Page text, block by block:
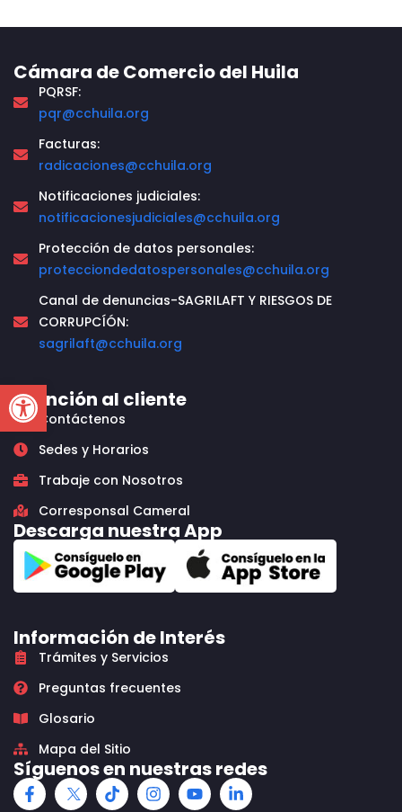
Open toolbar
Cámara de Comercio del Huila
PQRSF:
pqr@cchuila.org
Facturas:
radicaciones@cchuila.org
Notificaciones judiciales:
notificacionesjudiciales@cchuila.org
Protección de datos personales:
protecciondedatospersonales@cchuila.org
Canal de denuncias-SAGRILAFT Y RIESGOS DE
CORRUPCÍÓN:
sagrilaft@cchuila.org
Atención al cliente
Contáctenos
Sedes y Horarios
Trabaje con Nosotros
Corresponsal Cameral
Descarga nuestra App
Información de Interés
Trámites y Servicios
Preguntas frecuentes
Glosario
Mapa del Sitio
Síguenos en nuestras redes